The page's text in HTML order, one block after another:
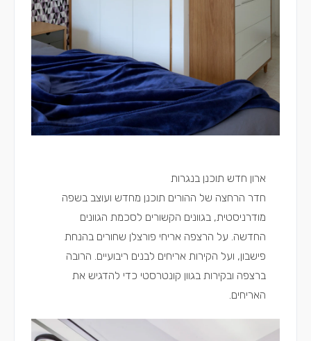
ארון חדש תוכנן בנגרות
חדר הרחצה של ההורים תוכנן מחדש ועוצב בשפה
מודרניסטית, בגוונים הקשורים לסכמת הגוונים
החדשה. על הרצפה אריחי פורצלן שחורים בהנחת
פישבון, ועל הקירות אריחים לבנים ריבועיים. הרובה
ברצפה ובקירות בגוון קונטרסטי כדי להדגיש את
האריחים.